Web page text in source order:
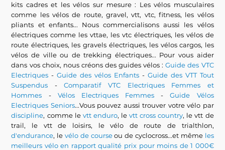
kits cadres et les vélos sur mesure : Les vélos musculaires
comme les vélos de route, gravel, vtt, vtc, fitness, les vélos
pliants et enfants... Nous commercialisons aussi les vélos
électriques comme les vttae, les vtc électriques, les vélos de
route électriques, les gravels électriques, les vélos cargos, les
vélos de ville ou de trekking électriques... Pour vous aider
dans vos choix, nous créons des guides vélos :Guide des VTC
Electriques -Guide des vélos Enfants - Guide des VTT Tout
Suspendus -Comparatif VTC Electriques Femmes et
Hommes - Vélos Electriques Femmes -Guide Vélos
Electriques Seniors...Vous pouvez aussi trouver votre vélo par
discipline, comme le vtt enduro, levtt cross country, le vtt de
trail, le vtt de loisirs, le vélo de route de trialthlon,
d'endurance, levélo de courseou de cyclocross...et même les
meilleurs vélo en rapport qualité prix pour moins de 1 000€